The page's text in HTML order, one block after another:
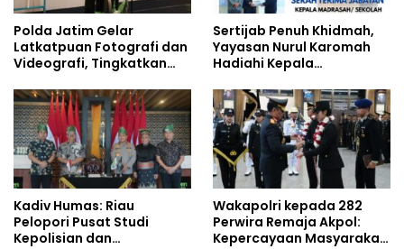
Polda Jatim Gelar
Latkatpuan Fotografi dan
Videografi, Tingkatkan
Era Digital
Sertijab Penuh Khidmah,
Yayasan Nurul Karomah
Hadiahi Kepala
Umrah
Kadiv Humas: Riau
Pelopori Pusat Studi
Kepolisian dan
Wakapolri kepada 282
Perwira Remaja Akpol:
Kepercayaan Masyarakat